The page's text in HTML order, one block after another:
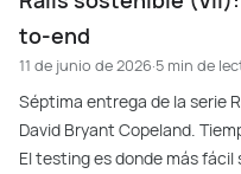
to-end
11 de junio de 2026·5 min de
Séptima entrega de la serie
David Bryant Copeland.
El testing es donde más